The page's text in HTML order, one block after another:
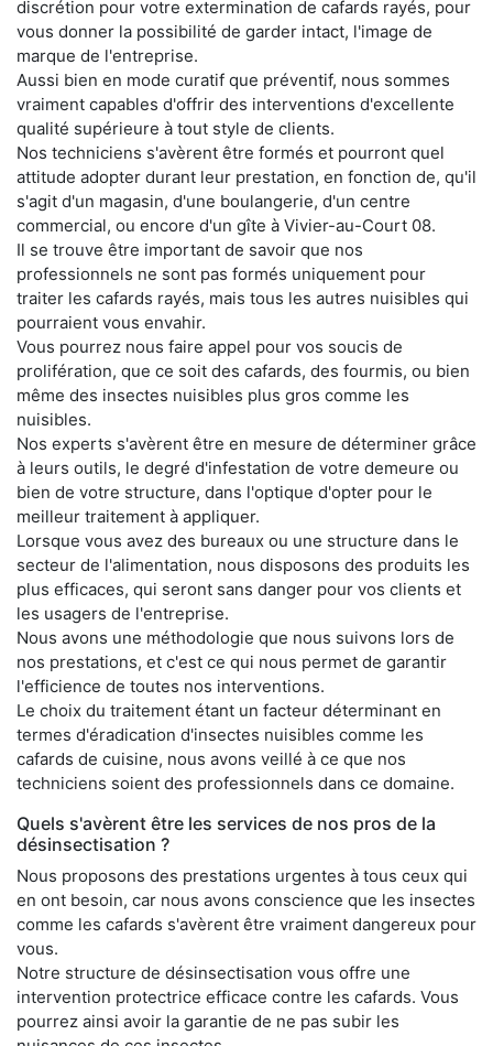
discrétion pour votre extermination de cafards rayés, pour
vous donner la possibilité de garder intact, l'image de
marque de l'entreprise.
Aussi bien en mode curatif que préventif, nous sommes
vraiment capables d'offrir des interventions d'excellente
qualité supérieure à tout style de clients.
Nos techniciens s'avèrent être formés et pourront quel
attitude adopter durant leur prestation, en fonction de, qu'il
s'agit d'un magasin, d'une boulangerie, d'un centre
commercial, ou encore d'un gîte à Vivier-au-Court 08.
Il se trouve être important de savoir que nos
professionnels ne sont pas formés uniquement pour
traiter les cafards rayés, mais tous les autres nuisibles qui
pourraient vous envahir.
Vous pourrez nous faire appel pour vos soucis de
prolifération, que ce soit des cafards, des fourmis, ou bien
même des insectes nuisibles plus gros comme les
nuisibles.
Nos experts s'avèrent être en mesure de déterminer grâce
à leurs outils, le degré d'infestation de votre demeure ou
bien de votre structure, dans l'optique d'opter pour le
meilleur traitement à appliquer.
Lorsque vous avez des bureaux ou une structure dans le
secteur de l'alimentation, nous disposons des produits les
plus efficaces, qui seront sans danger pour vos clients et
les usagers de l'entreprise.
Nous avons une méthodologie que nous suivons lors de
nos prestations, et c'est ce qui nous permet de garantir
l'efficience de toutes nos interventions.
Le choix du traitement étant un facteur déterminant en
termes d'éradication d'insectes nuisibles comme les
cafards de cuisine, nous avons veillé à ce que nos
techniciens soient des professionnels dans ce domaine.
Quels s'avèrent être les services de nos pros de la
désinsectisation ?
Nous proposons des prestations urgentes à tous ceux qui
en ont besoin, car nous avons conscience que les insectes
comme les cafards s'avèrent être vraiment dangereux pour
vous.
Notre structure de désinsectisation vous offre une
intervention protectrice efficace contre les cafards. Vous
pourrez ainsi avoir la garantie de ne pas subir les